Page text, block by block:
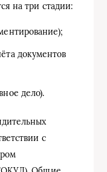
на три стадии:
документов
дело).
с